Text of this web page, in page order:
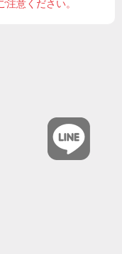
意ください。